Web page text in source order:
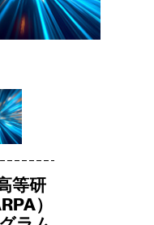
等研
）